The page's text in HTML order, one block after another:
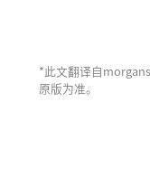
*此文翻译自
原版为准。